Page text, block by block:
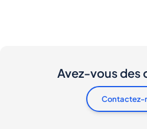
Avez-vous des
Contactez-